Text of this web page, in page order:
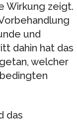
Wirkung zeigt.
und
dahin hat das
welcher
das